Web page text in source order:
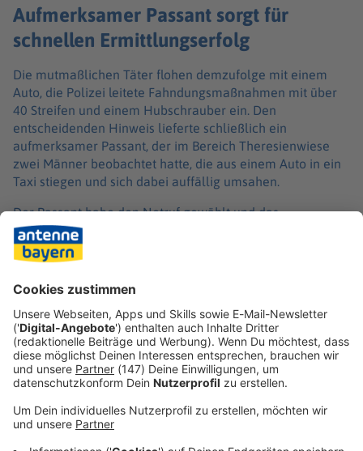
Aufmerksamer Passant sorgt für
schnellen Ermittlungserfolg
Die mutmaßlichen Täter flohen demzufolge mit einem
Auto, die Polizei leitete Fahndungsmaßnahmen mit über
40 Streifen und einem Hubschrauber ein. Den
entscheidenden Hinweis lieferte schließlich ein
aufmerksamer Passant, der im Bereich Theresienwiese
zwei Männer beobachtet hatte, die aus einem Auto in ein
Taxi stiegen und sich dabei auffällig umsahen.
Der Passant habe den Notruf gewählt und das
Kennzeichen des Taxis an die Polizei gegeben. Eine Streife
entdeckte das entsprechende Taxi im Münchner Norden,
kurz darauf stellten Polizisten das Auto auf der Autobahn
9 in Fahrtrichtung Norden. Der Taxifahrer war nach ersten
für die Festnahme rund eine Stunde gesperrt, es kam zu
erheblichen Beeinträchtigungen.